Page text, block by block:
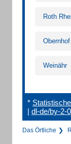
Roth
Weinähr
*
| dl-de/by-2-0
Das Örtliche